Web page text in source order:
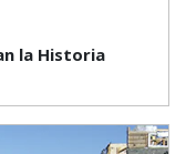
la Historia